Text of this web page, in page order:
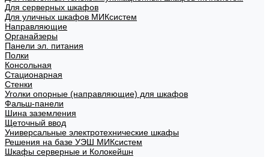
Для серверных шкафов
Для уличных шкафов МИКсистем
Направляющие
Органайзеры
Панели эл. питания
Полки
Консольная
Стационарная
Стенки
Уголки опорные (направляющие) для шкафов
Фальш-панели
Шина заземления
Щеточный ввод
Универсальные электротехнические шкафы
Решения на базе УЭШ МИКсистем
Шкафы серверные и Колокейшн